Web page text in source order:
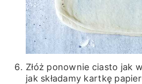
Złóż ponownie ciasto jak
jak składamy kartkę